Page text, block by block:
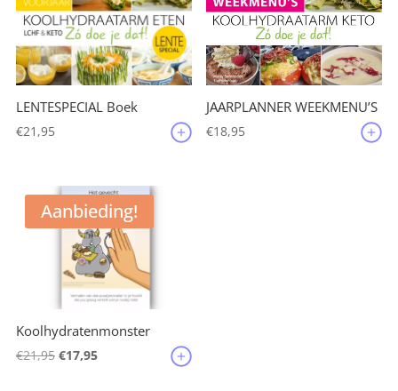
LENTESPECIAL Boek
€21,95
JAARPLANNER WEEKMENU’S
€18,95
Aanbieding!
Koolhydratenmonster
€21,95 Oorspronkelijke
€17,95Huidige